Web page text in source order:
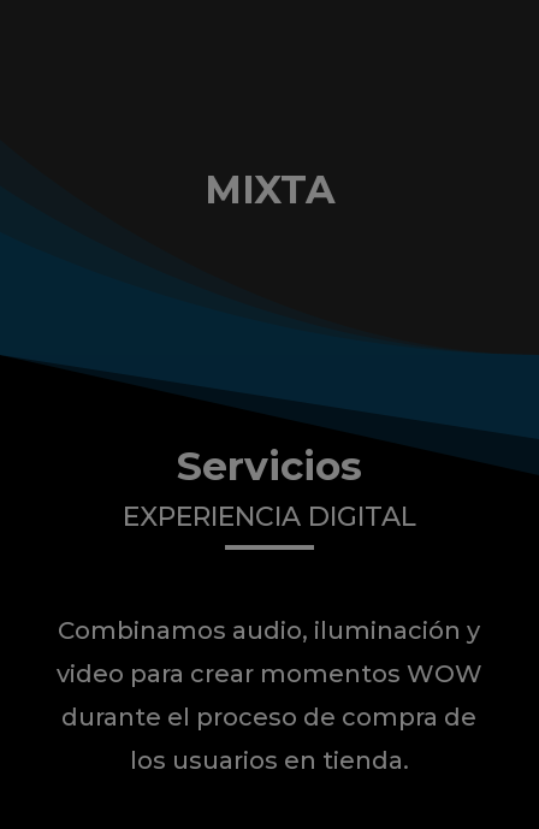
MIXTA
Servicios
EXPERIENCIA DIGITAL
Combinamos audio, iluminación y
video para crear momentos WOW
durante el proceso de compra de
los usuarios en tienda.